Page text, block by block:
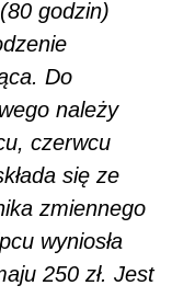
godzin)
Do
należy
czerwcu
się ze
zmiennego
wyniosła
250 zł. Jest